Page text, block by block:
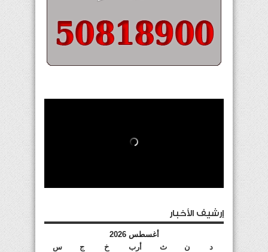
إرشيف الأخبار
أغسطس 2026
د
ن ث أرب خ ج
س